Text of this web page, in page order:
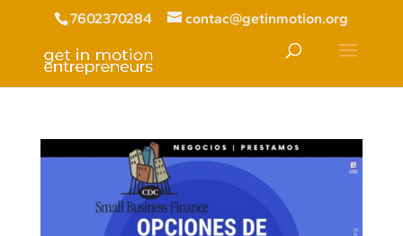
7602370284 contac@getinmotion.org